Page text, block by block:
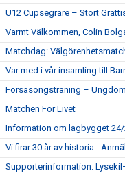
U12 Cupsegrare – Stort
Varmt Välkommen, Colin
Matchdag:
Var med i vår insamling till
Försäsongsträning –
Matchen För Livet
Information om lagbygget
Vi firar 30 år av historia -
Supporterinformation: